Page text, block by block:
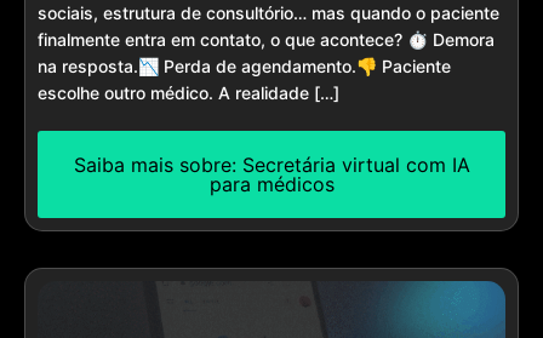
sociais, estrutura de consultório… mas quando o paciente
finalmente entra em contato, o que acontece? ⏱️ Demora
na resposta.📉 Perda de agendamento.👎 Paciente
escolhe outro médico. A realidade […]
Saiba mais sobre: Secretária virtual com IA
para médicos